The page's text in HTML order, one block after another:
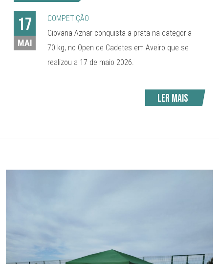
17
MAI
COMPETIÇÃO
Giovana Aznar conquista a prata na categoria -
70 kg, no Open de Cadetes em Aveiro que se
realizou a 17 de maio 2026.
Ler mais